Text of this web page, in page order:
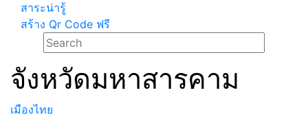
สาระน่ารู้
สร้าง Qr Code ฟรี
จังหวัดมหาสารคาม
เมืองไทย